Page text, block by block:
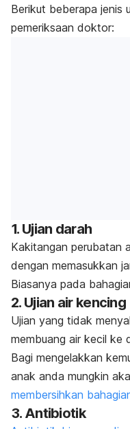
Berikut beberapa jenis
pemeriksaan doktor:
1. Ujian darah
Kakitangan perubatan
dengan memasukkan
Biasanya pada
2. Ujian air kencing
Ujian yang tidak
membuang air kecil ke
Bagi mengelakkan
anak anda mungkin
membersihkan
3. Antibiotik